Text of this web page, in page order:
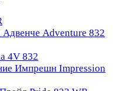
Adventure 832
4V 832
Импрешн Impression